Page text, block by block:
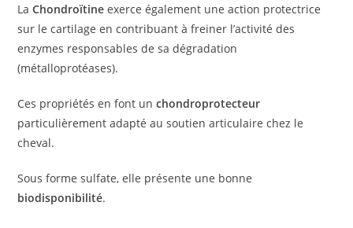
LaChondroïtine exerce également une action protectrice
sur le cartilage en contribuant à freiner l’activité des
enzymes responsables de sa dégradation
(métalloprotéases).
Ces propriétés en font unchondroprotecteur
particulièrement adapté au soutien articulaire chez le
cheval.
Sous forme sulfate, elle présente une bonne
biodisponibilité.